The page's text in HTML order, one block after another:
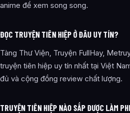
anime để xem song song.
ĐỌC TRUYỆN TIÊN HIỆP Ở ĐÂU UY TÍN?
Tàng Thư Viện, Truyện FullHay,
truyện tiên hiệp uy tín nhất tại Việt
đủ và cộng đồng review chất lượng.
TRUYỆN TIÊN HIỆP NÀO SẮP ĐƯỢC LÀM